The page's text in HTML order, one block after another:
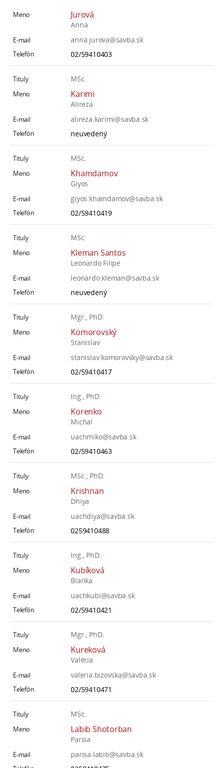
Jurová
Anna
anna.jurova@savba.sk
02/59410403
MSc.
Karimi
Alireza
alireza.karimi@savba.sk
neuvedený
MSc.
Khamdamov
Giyos
giyos.khamdamov@savba.sk
02/59410419
MSc.
Kleman Santos
Leonardo Filipe
leonardo.kleman@savba.sk
neuvedený
Mgr., PhD.
Komorovský
Stanislav
stanislav.komorovsky@savba.sk
02/59410417
Ing., PhD.
Korenko
Michal
uachmiko@savba.sk
02/59410463
MSc., PhD.
Krishnan
Dhiya
uachdiya@savba.sk
0259410488
Ing., PhD.
Kubíková
Blanka
uachkubi@savba.sk
02/59410421
Mgr., PhD.
Kureková
Valéria
valeria.bizovska@savba.sk
02/59410471
MSc.
Labib Shotorban
Parisa
parisa.labib@savba.sk